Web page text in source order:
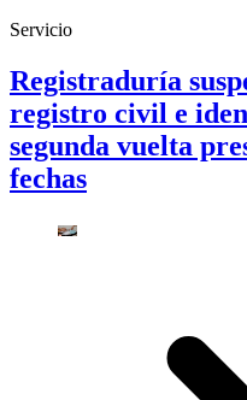
Servicio
Registraduría
registro civil e
segunda vuelta
fechas